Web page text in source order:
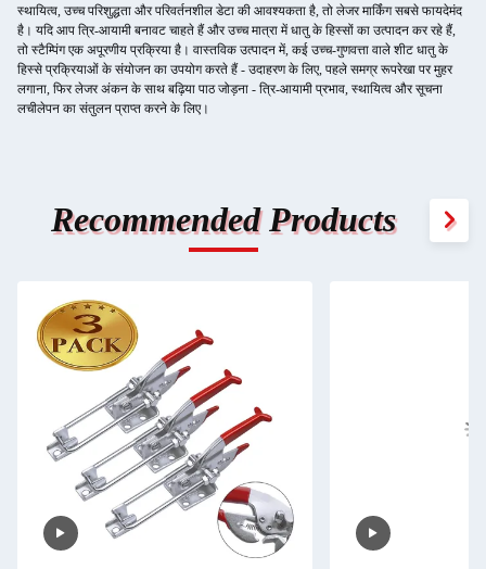
स्थायित्व, उच्च परिशुद्धता और परिवर्तनशील डेटा की आवश्यकता है, तो लेजर मार्किंग सबसे फायदेमंद
है। यदि आप त्रि-आयामी बनावट चाहते हैं और उच्च मात्रा में धातु के हिस्सों का उत्पादन कर रहे हैं,
तो स्टैम्पिंग एक अपूरणीय प्रक्रिया है। वास्तविक उत्पादन में, कई उच्च-गुणवत्ता वाले शीट धातु के
हिस्से प्रक्रियाओं के संयोजन का उपयोग करते हैं - उदाहरण के लिए, पहले समग्र रूपरेखा पर मुहर
लगाना, फिर लेजर अंकन के साथ बढ़िया पाठ जोड़ना - त्रि-आयामी प्रभाव, स्थायित्व और सूचना
लचीलेपन का संतुलन प्राप्त करने के लिए।
Recommended Products